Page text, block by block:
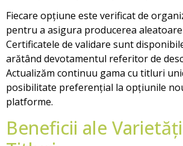
Fiecare opțiune este verificat de
pentru a asigura producerea
Certificatele de validare sunt
arătând devotamentul referitor de
Actualizăm continuu gama cu titluri
posibilitate preferențial la opțiunile
platforme.
Beneficii ale